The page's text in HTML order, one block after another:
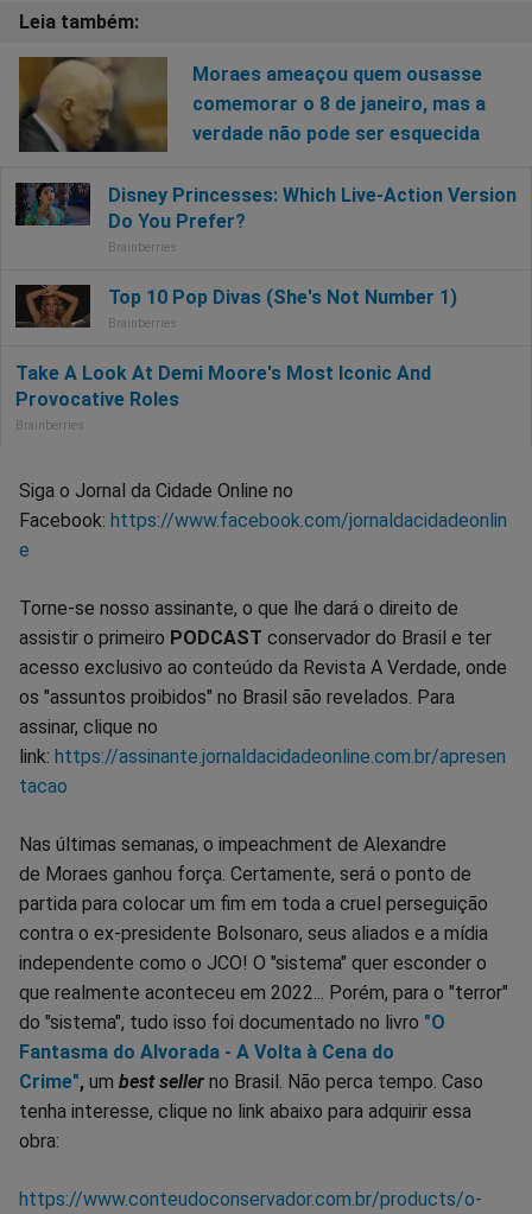
Moraes ameaçou quem ousasse
comemorar o 8 de janeiro, mas a
verdade não pode ser esquecida
Siga o Jornal da Cidade Online no
Facebook: https://www.facebook.com/jornaldacidadeonlin
e
Torne-se nosso assinante, o que lhe dará o direito de
assistir o primeiro PODCAST conservador do Brasil e ter
acesso exclusivo ao conteúdo da Revista A Verdade, onde
os "assuntos proibidos" no Brasil são revelados. Para
assinar, clique no
link: https://assinante.jornaldacidadeonline.com.br/apresen
tacao
Nas últimas semanas, o impeachment de Alexandre
de Moraes ganhou força. Certamente, será o ponto de
partida para colocar um fim em toda a cruel perseguição
contra o ex-presidente Bolsonaro, seus aliados e a mídia
independente como o JCO! O "sistema" quer esconder o
que realmente aconteceu em 2022... Porém, para o "terror"
do "sistema", tudo isso foi documentado no livro "O
Fantasma do Alvorada - A Volta à Cena do
Crime", um best seller no Brasil. Não perca tempo. Caso
tenha interesse, clique no link abaixo para adquirir essa
obra:
https://www.conteudoconservador.com.br/products/o-